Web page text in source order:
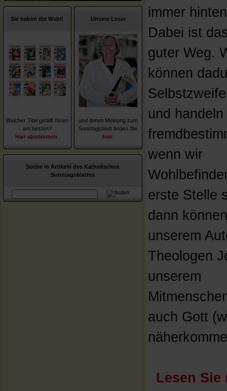
Sie haben die Wahl!
Welcher Titel gefällt Ihnen
am besten?
Hier abstimmen
Unsere Leser
und deren Meinung zum
Sonntagsblatt finden Sie
hier
Suche in Artikeln des Katholischen
Sonntagsblattes
immer
Dabei ist
guter Weg.
können
und
wenn wir
erste Stelle
dann
unserem
Theologen
unserem
auch Gott
Lesen Sie